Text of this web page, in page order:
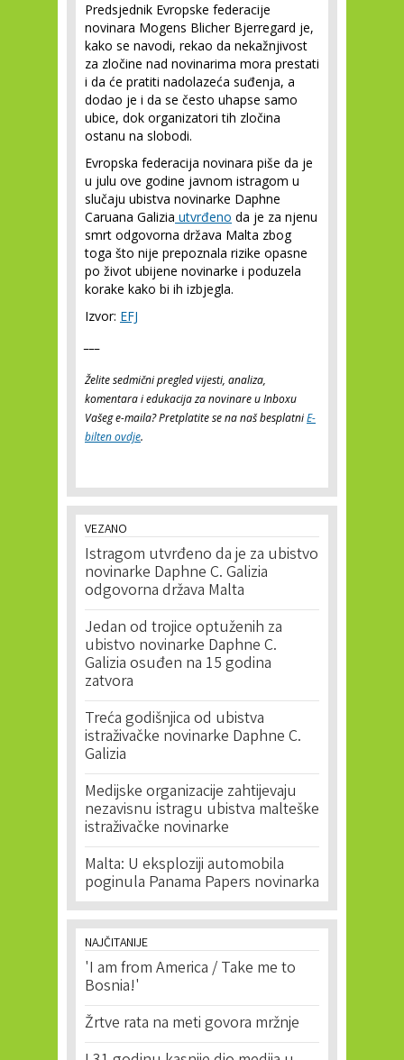
Predsjednik Evropske federacije
novinara Mogens Blicher Bjerregard je,
kako se navodi, rekao da nekažnjivost
za zločine nad novinarima mora prestati
i da će pratiti nadolazeća suđenja, a
dodao je i da se često uhapse samo
ubice, dok organizatori tih zločina
ostanu na slobodi.
Evropska federacija novinara piše da je
u julu ove godine javnom istragom u
slučaju ubistva novinarke Daphne
Caruana Galizia utvrđeno da je za njenu
smrt odgovorna država Malta zbog
toga što nije prepoznala rizike opasne
po život ubijene novinarke i poduzela
korake kako bi ih izbjegla.
Izvor: EFJ
Želite sedmični pregled vijesti, analiza,
komentara i edukacija za novinare u Inboxu
Vašeg e-maila? Pretplatite se na naš besplatniE-
bilten ovdje.
VEZANO
Istragom utvrđeno da je za ubistvo
novinarke Daphne C. Galizia
odgovorna država Malta
Jedan od trojice optuženih za
ubistvo novinarke Daphne C.
Galizia osuđen na 15 godina
zatvora
Treća godišnjica od ubistva
istraživačke novinarke Daphne C.
Galizia
Medijske organizacije zahtijevaju
nezavisnu istragu ubistva malteške
istraživačke novinarke
Malta: U eksploziji automobila
poginula Panama Papers novinarka
NAJČITANIJE
'I am from America / Take me to
Bosnia!'
Žrtve rata na meti govora mržnje